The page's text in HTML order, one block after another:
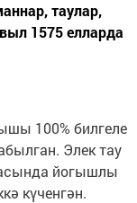
таулар,
1575 елларда
100% билгеле
Элек тау
йогышлы
күченгән.